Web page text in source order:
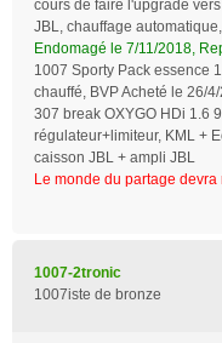
cours de faire l'upgrade
JBL, chauffage
Endomagé le 7/11/2018,
1007 Sporty Pack essence
chauffé, BVP Acheté le 26/
307 break OXYGO HDi 1.6
régulateur+limiteur, KML +
caisson JBL + ampli JBL
Le monde du partage
1007-2tronic
1007iste de bronze